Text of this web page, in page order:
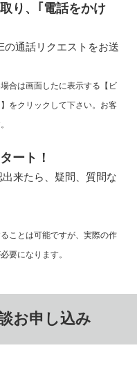
り、｢電話をかけ
の通話リクエストをお送
合は画面したに表示する【ビ
をクリックして下さい。お客
ート！
来たら、疑問、質問な
ことは可能ですが、実際の作
要になります。
お申し込み